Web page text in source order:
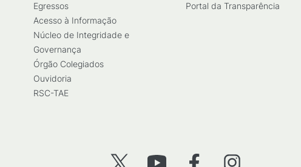
Egressos
Acesso à Informação
Núcleo de Integridade e
Governança
Órgão Colegiados
Ouvidoria
RSC-TAE
Portal da Transparência